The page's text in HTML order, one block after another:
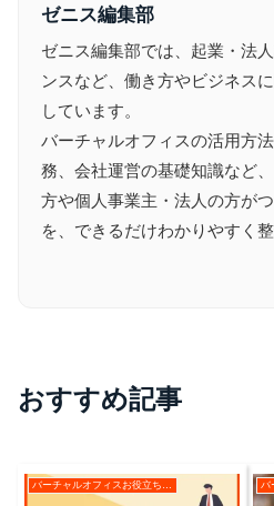
ゼニス編集部
ゼニス編集部では、起業・法
ンスなど、働き方やビジネス
しています。
バーチャルオフィスの活用方
務、会社運営の基礎知識など
方や個人事業主・法人の方が
を、できるだけわかりやすく整
おすすめ記事